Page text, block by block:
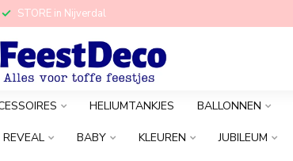
STORE in Nijverdal
HELIUMTANKJES BALLONNEN
REVEAL BABY KLEUREN JUBILEUM